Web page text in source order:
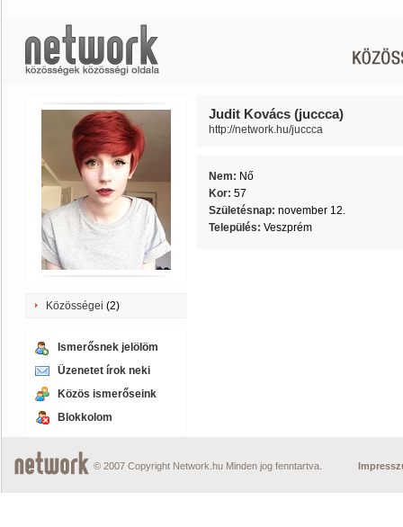
Közösségei (2)
Ismerősnek jelölöm
Üzenetet írok neki
Közös ismerőseink
Blokkolom
Judit Kovács (juccca)
http://network.hu/juccca
Nem: Nő
Kor: 57
Születésnap: november 12.
Település: Veszprém
© 2007 Copyright Network.hu Minden jog fenntartva.